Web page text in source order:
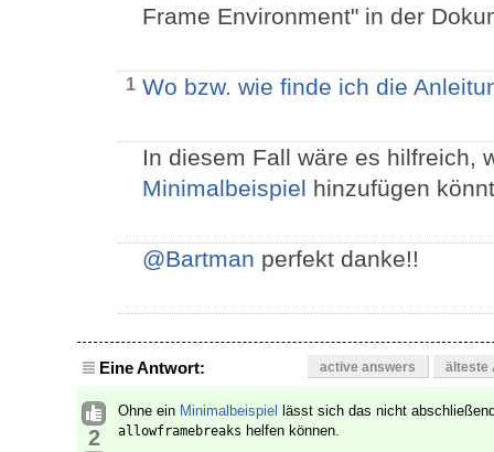
Frame Environment" in der
1 Wo bzw. wie finde ich die
In diesem Fall wäre es hilfreich,
Minimalbeispiel hinzufügen
@Bartman perfekt danke!!
Eine Antwort: active answers älteste
2
Ohne ein Minimalbeispiel lässt sich das nicht
allowframebreaks helfen können.